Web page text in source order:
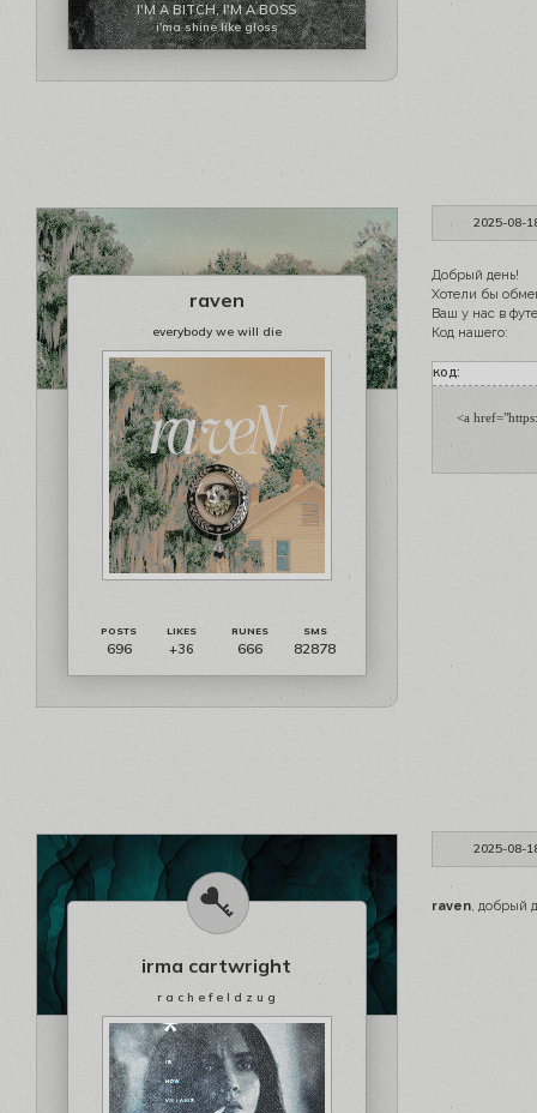
I'M A BITCH, I'M A BOSS
i'ma shine like gloss
2025-08-
raven
everybody we will die
696 +36 666 82878
Добрый день!
Хотели бы
Ваш у нас в
Код нашего:
код:
<a
2025-08-
irma cartwright
r a c h e f e l d z u g
raven, добрый